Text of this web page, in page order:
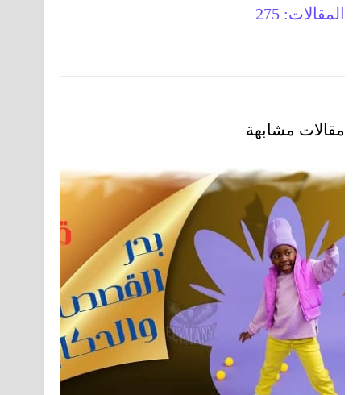
المقالات: 275
مقالات مشابهة